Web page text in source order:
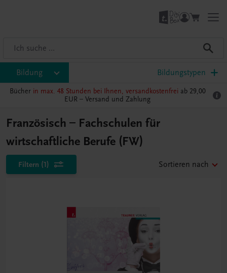
Bildung Bildungstypen
Bücher in max. 48 Stunden bei Ihnen, versandkostenfrei ab 29,00
EUR – Versand und Zahlung
Französisch – Fachschulen für
wirtschaftliche Berufe (FW)
Filtern (1) Sortieren nach